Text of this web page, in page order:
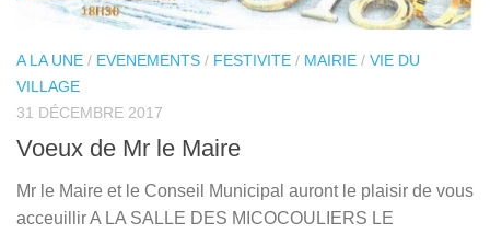
A LA UNE / EVENEMENTS / FESTIVITE / MAIRIE / VIE DU
VILLAGE
31 DÉCEMBRE 2017
Voeux de Mr le Maire
Mr le Maire et le Conseil Municipal auront le plaisir de vous
acceuillir A LA SALLE DES MICOCOULIERS LE